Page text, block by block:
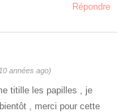
Répondre
années ago)
titille les papilles , je
, merci pour cette